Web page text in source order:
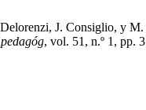
J. Consiglio, y
, vol. 51, n.º 1, pp.